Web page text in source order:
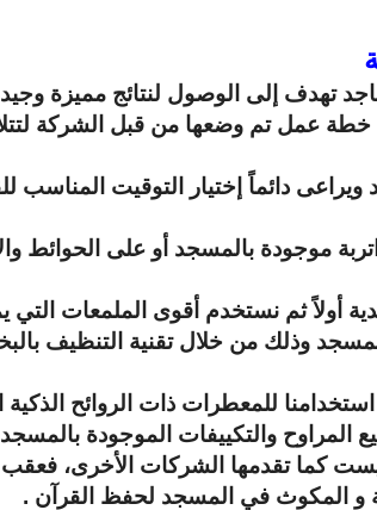
تهدف إلى الوصول لنتائج مميزة
خطة عمل تم وضعها من قبل الشركة
دائماً إختيار التوقيت المناسب
موجودة بالمسجد أو على
أولاً ثم نستخدم أقوى الملمعات التي
وذلك من خلال تقنية التنظيف
للمعطرات ذات الروائح الذكية
المراوح والتكييفات الموجودة بالمسجد
كما تقدمها الشركات الأخرى،
و المكوث في المسجد لحفظ القرآن .